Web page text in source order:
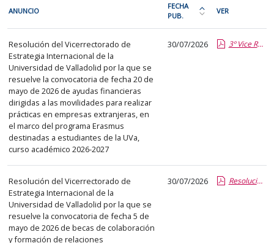
cada
fila
de
la
siguiente
tabla
encontrará
los
anuncios
del
tablón
seleccionado
previamente.
En
la
primera
internacionales
ANUNCIO
FECHA
PUB.
Ordena
la
tabla
antigua
VER
Resolución del Vicerrectorado de
Estrategia Internacional de la
Universidad de Valladolid por la que se
resuelve la convocatoria de fecha 20 de
mayo de 2026 de ayudas financieras
dirigidas a las movilidades para realizar
prácticas en empresas extranjeras, en
el marco del programa Erasmus
destinadas a estudiantes de la UVa,
curso académico 2026-2027
30/07/2026 3º Vice RRII ERASMUS.pdf.pdf
Resolución del Vicerrectorado de
Estrategia Internacional de la
Universidad de Valladolid por la que se
resuelve la convocatoria de fecha 5 de
mayo de 2026 de becas de colaboración
y formación de relaciones
30/07/2026 Resolución Vice RRII Becas Colaboración 26 27.pdf.pdf